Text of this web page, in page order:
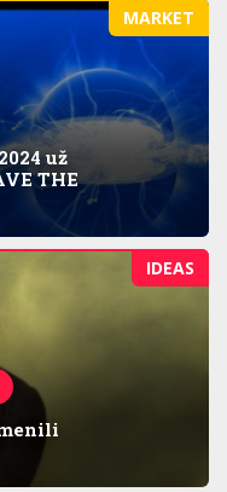
MARKET
už
THE
IDEAS